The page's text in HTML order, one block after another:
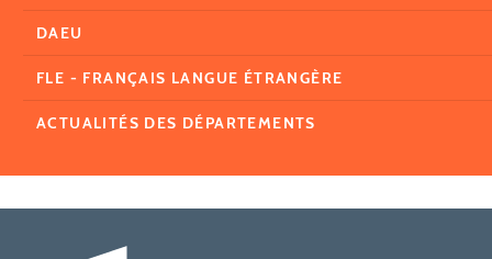
DAEU
FLE - FRANÇAIS LANGUE ÉTRANGÈRE
ACTUALITÉS DES DÉPARTEMENTS